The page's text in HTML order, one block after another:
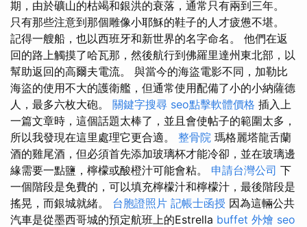
期，由於礦山的枯竭和銀洪的衰落，通常只有兩到三年。
只有那些注意到那個雕像小耶穌的鞋子的人才疲憊不堪。
記得一艘船，也以西班牙和新世界的名字命名。 他們在返
回的路上觸摸了哈瓦那，然後航行到佛羅里達州東北部，以
幫助返回的高爾夫電流。 與當今的海盜電影不同，加勒比
海盜的使用不大的護衛艦，但通常使用配備了小的小納薩德
人，最多六枚大砲。 關鍵字搜尋 seo點擊軟體價格 插入上
一篇文章時，這個話題太棒了，並且會使帖子的範圍太多，
所以我發現在這里處理它更合適。 整骨院 瑪格麗塔龍舌蘭
酒的雞尾酒，但必須首先添加玻璃杯才能冷卻，並在玻璃邊
緣需要一點鹽，檸檬或酸橙汁可能會粘。 申請台灣公司 下
一個階段是免費的，可以填充檸檬汁和檸檬汁，最後階段是
搖晃，而銀城就緒。 台胞證照片 記帳士函授 因為這輛公共
汽車是從墨西哥城的預定航班上的Estrella buffet 外燴 seo